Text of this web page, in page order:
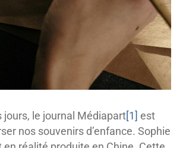
jours, le journal Médiapart [1]
est
nos souvenirs d’enfance. Sophie